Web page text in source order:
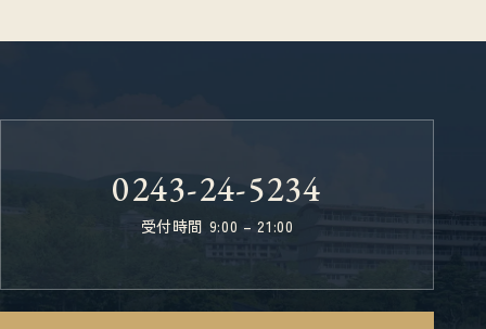
0243-24-5234
受付時間 9:00 – 21:00